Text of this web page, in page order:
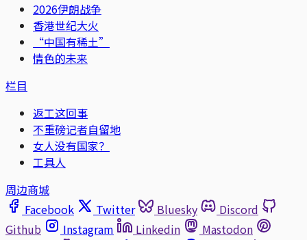
2026伊朗战争
香港世纪大火
“中国有稀土”
情色的未来
栏目
返工这回事
不重磅记者自留地
女人没有国家？
工具人
周边商城
Facebook
Twitter Bluesky
Discord
Github
Instagram Linkedin
Mastodon